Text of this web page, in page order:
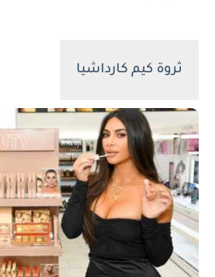
ثروة كيم كارداشيا